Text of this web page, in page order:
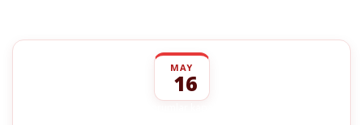
MAY
16